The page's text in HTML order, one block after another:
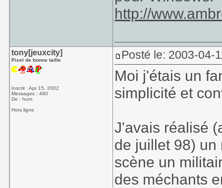
http://
tony[jeuxcity]
Pixel de bonne taille
Inscrit : Apr 15, 2002
Messages : 480
De : hum
Hors ligne
Posté le: 2003-04-
Moi j'étais un
simplicité et
J'avais réalisé
de juillet 98) un
scène un
des méchants